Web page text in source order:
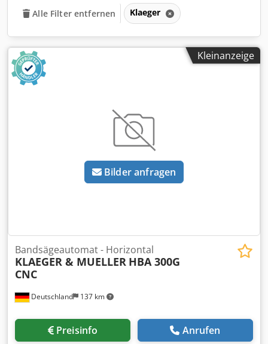
Alle Filter entfernen Klaeger
Kleinanzeige
Bilder anfragen
Deutschland 137 km
Bandsägeautomat - Horizontal
KLAEGER & MUELLER HBA 300G
CNC
Preisinfo Anrufen